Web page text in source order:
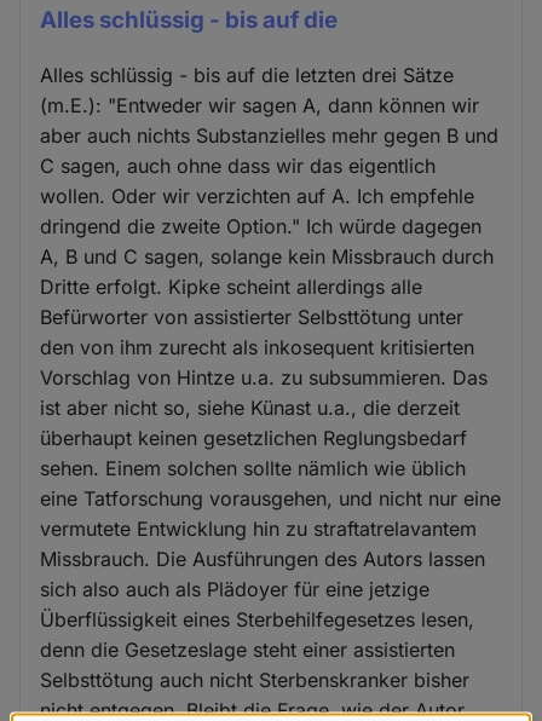
Alles schlüssig - bis auf die
Alles schlüssig - bis auf die letzten drei Sätze
(m.E.): "Entweder wir sagen A, dann können wir
aber auch nichts Substanzielles mehr gegen B und
C sagen, auch ohne dass wir das eigentlich
wollen. Oder wir verzichten auf A. Ich empfehle
dringend die zweite Option." Ich würde dagegen
A, B und C sagen, solange kein Missbrauch durch
Dritte erfolgt. Kipke scheint allerdings alle
Befürworter von assistierter Selbsttötung unter
den von ihm zurecht als inkosequent kritisierten
Vorschlag von Hintze u.a. zu subsummieren. Das
ist aber nicht so, siehe Künast u.a., die derzeit
überhaupt keinen gesetzlichen Reglungsbedarf
sehen. Einem solchen sollte nämlich wie üblich
eine Tatforschung vorausgehen, und nicht nur eine
vermutete Entwicklung hin zu straftatrelavantem
Missbrauch. Die Ausführungen des Autors lassen
sich also auch als Plädoyer für eine jetzige
Überflüssigkeit eines Sterbehilfegesetzes lesen,
denn die Gesetzeslage steht einer assistierten
Selbsttötung auch nicht Sterbenskranker bisher
nicht entgegen. Bleibt die Frage, wie der Autor